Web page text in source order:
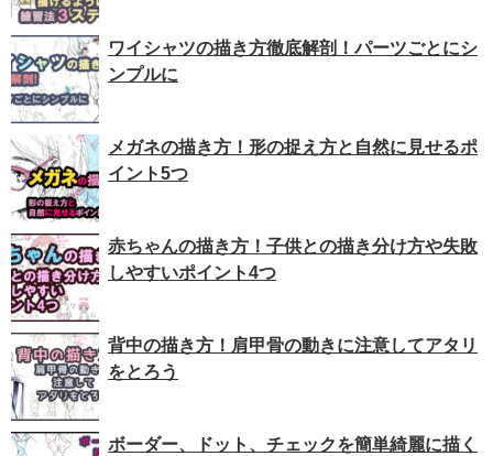
ワイシャツの描き方徹底解剖！パーツごとにシ
ンプルに
メガネの描き方！形の捉え方と自然に見せるポ
イント5つ
赤ちゃんの描き方！子供との描き分け方や失敗
しやすいポイント4つ
背中の描き方！肩甲骨の動きに注意してアタリ
をとろう
ボーダー、ドット、チェックを簡単綺麗に描く